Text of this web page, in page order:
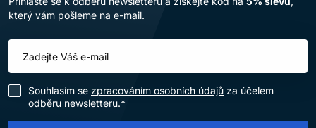
který vám pošleme na e-mail.
Souhlasím se zpracováním osobních údajů za účelem
odběru newsletteru.*